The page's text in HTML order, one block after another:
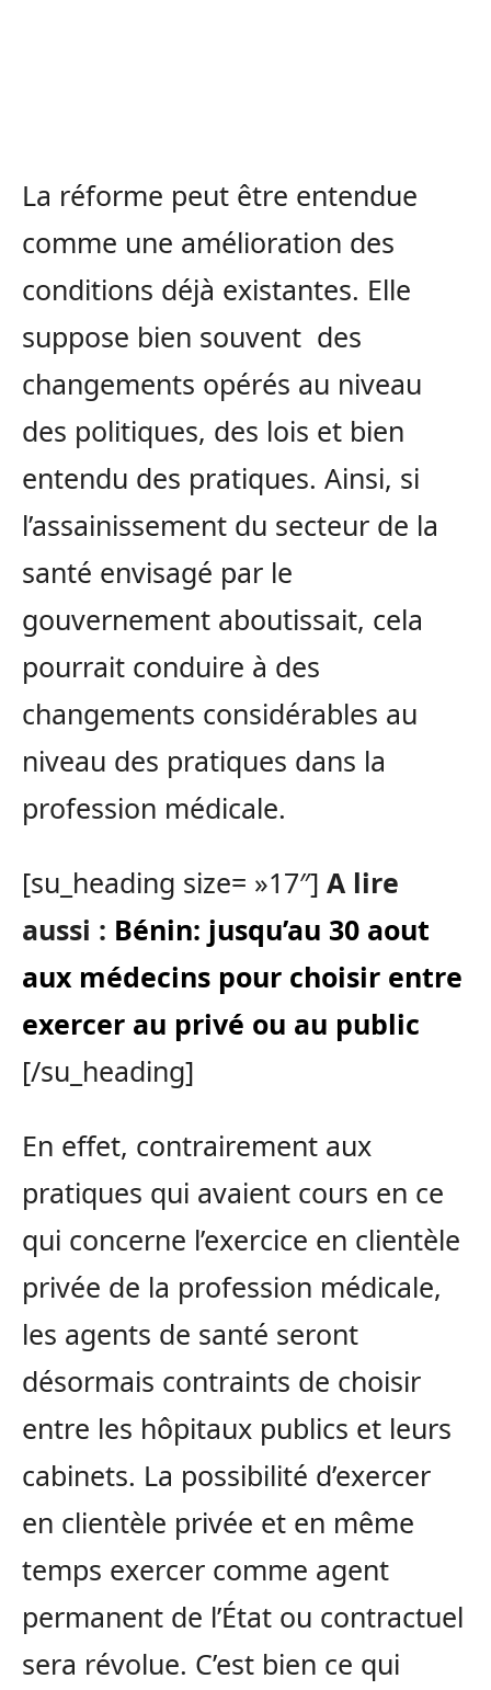
La réforme peut être entendue
comme une amélioration des
conditions déjà existantes. Elle
suppose bien souvent des
changements opérés au niveau
des politiques, des lois et bien
entendu des pratiques. Ainsi, si
l’assainissement du secteur de la
santé envisagé par le
gouvernement aboutissait, cela
pourrait conduire à des
changements considérables au
niveau des pratiques dans la
profession médicale.
[su_heading size= »17″] A lire
aussi : Bénin: jusqu’au 30 aout
aux médecins pour choisir entre
exercer au privé ou au public
[/su_heading]
En effet, contrairement aux
pratiques qui avaient cours en ce
qui concerne l’exercice en clientèle
privée de la profession médicale,
les agents de santé seront
désormais contraints de choisir
entre les hôpitaux publics et leurs
cabinets. La possibilité d’exercer
en clientèle privée et en même
temps exercer comme agent
permanent de l’État ou contractuel
sera révolue. C’est bien ce qui